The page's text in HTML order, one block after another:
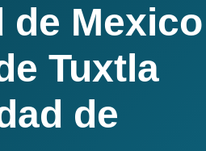
de Mexico
Tuxtla
de